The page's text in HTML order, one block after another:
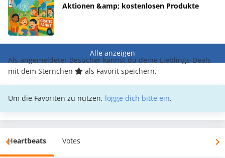
Aktionen &amp; kostenlosen Produkte
Alle anzeigen
Als angemeldeter Besucher kannst du deine Lieblings-Deals
mit dem Sternchen
als Favorit speichern.
Um die Favoriten zu nutzen, logge dich bitte ein.
Heartbeats Votes